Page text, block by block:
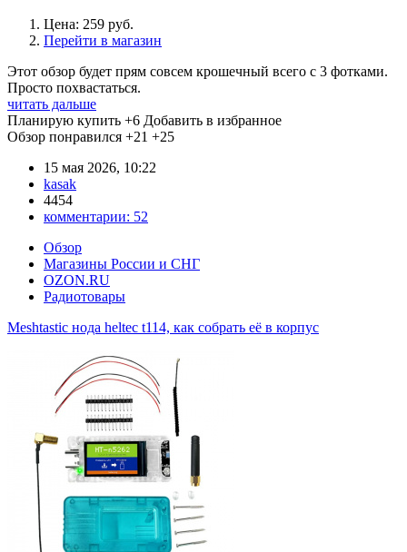
Цена: 259 руб.
Перейти в магазин
Этот обзор будет прям совсем крошечный всего с 3 фотками.
Просто похвастаться.
читать дальше
Планирую купить +6 Добавить в избранное
Обзор понравился +21 +25
15 мая 2026, 10:22
kasak
4454
комментарии: 52
Обзор
Магазины России и СНГ
OZON.RU
Радиотовары
Meshtastic нода heltec t114, как собрать её в корпус